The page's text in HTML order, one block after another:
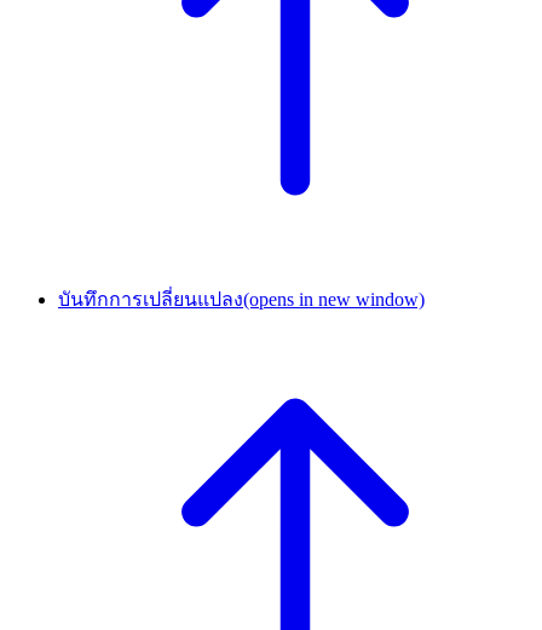
บันทึกการเปลี่ยนแปลง(opens in new window)